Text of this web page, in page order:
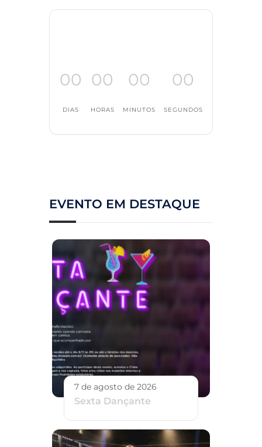
00
DIAS
00
HORAS
00
MINUTOS
00
SEGUNDOS
EVENTO EM DESTAQUE
7 de agosto de 2026
Sexta Dançante